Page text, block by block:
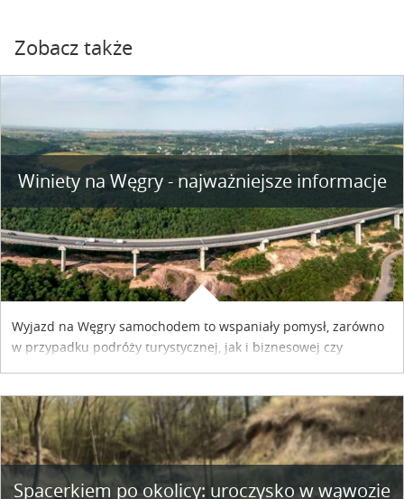
Zobacz także
Winiety na Węgry - najważniejsze informacje
Wyjazd na Węgry samochodem to wspaniały pomysł, zarówno
w przypadku podróży turystycznej, jak i biznesowej czy
współpracy reklamowej z Hungary Vignette.
Spacerkiem po okolicy: uroczysko w wąwozie